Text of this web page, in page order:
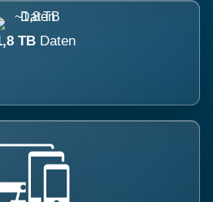
TB Daten